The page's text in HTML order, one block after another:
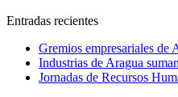
Entradas recientes
Gremios empresariales de
Industrias de Aragua
Jornadas de Recursos